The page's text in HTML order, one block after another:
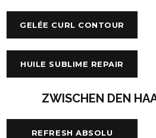
GELÉE CURL CONTOUR
HUILE SUBLIME REPAIR
ZWISCHEN DEN
REFRESH ABSOLU